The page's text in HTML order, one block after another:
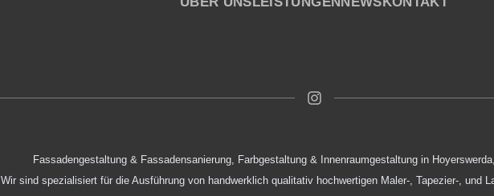
Fassadengestaltung & Fassadensanierung, Farbgestaltung & Innenraumgestaltung in
Wir sind spezialisiert für die Ausführung von handwerklich qualitativ hochwertigen Maler-, Tapezier-, und